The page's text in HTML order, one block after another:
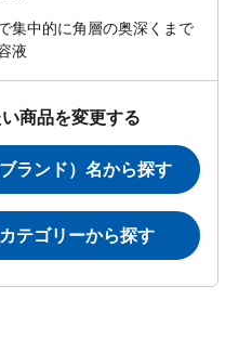
集中的に角層の奥深くまで
液
商品を変更する
ランド）名から探す
テゴリーから探す